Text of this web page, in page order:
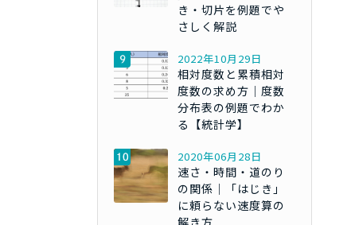
き・切片を例題でや
さしく解説
2022年10月29日
相対度数と累積相対
度数の求め方｜度数
分布表の例題でわか
る【統計学】
2020年06月28日
速さ・時間・道のり
の関係｜「はじき」
に頼らない速度算の